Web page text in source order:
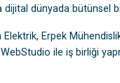
dünyada bütünsel
Erpek
ile iş birliği